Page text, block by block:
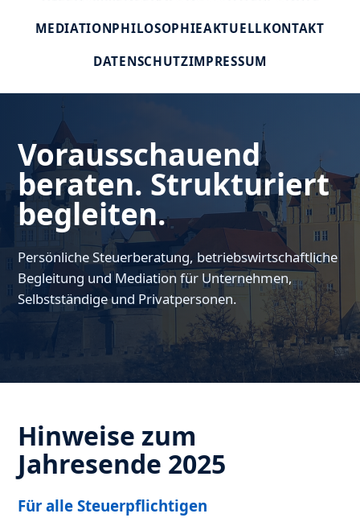
MEDIATIONPHILOSOPHIEAKTUELLKONTAKT
DATENSCHUTZIMPRESSUM
Vorausschauend
beraten. Strukturiert
begleiten.
Persönliche Steuerberatung, betriebswirtschaftliche
Begleitung und Mediation für Unternehmen,
Selbstständige und Privatpersonen.
Hinweise zum
Jahresende 2025
Für alle Steuerpflichtigen